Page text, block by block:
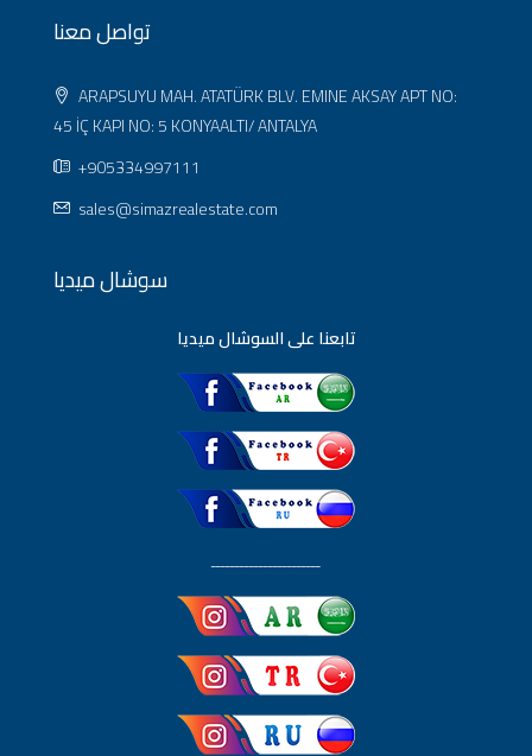
تواصل معنا
ARAPSUYU MAH. ATATÜRK BLV. EMINE AKSAY APT NO:
45 İÇ KAPI NO: 5 KONYAALTI/ ANTALYA
+905334997111
sales@simazrealestate.com
سوشال ميديا
تابعنا على السوشال ميديا
ـــــــــــــــــــــــ